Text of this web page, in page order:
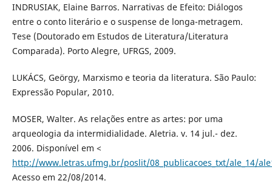
INDRUSIAK, Elaine Barros. Narrativas de Efeito: Diálogos
entre o conto literário e o suspense de longa-metragem.
Tese (Doutorado em Estudos de Literatura/Literatura
Comparada). Porto Alegre, UFRGS, 2009.
LUKÁCS, Geörgy, Marxismo e teoria da literatura. São Paulo:
Expressão Popular, 2010.
MOSER, Walter. As relações entre as artes: por uma
arqueologia da intermidialidade. Aletria. v. 14 jul.- dez.
2006. Disponível em <
http://www.letras.ufmg.br/poslit/08_publicacoes_txt/ale_14/
Acesso em 22/08/2014.